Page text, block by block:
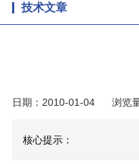
技术文章
日期：2010-01-04 浏览
核心提示：